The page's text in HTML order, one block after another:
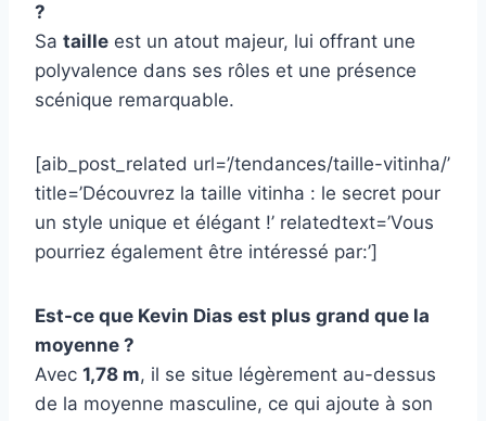
?
Sa taille est un atout majeur, lui offrant une
polyvalence dans ses rôles et une présence
scénique remarquable.
[aib_post_related url=’/tendances/taille-vitinha/’
title=’Découvrez la taille vitinha : le secret pour
un style unique et élégant !’ relatedtext=’Vous
pourriez également être intéressé par:’]
Est-ce que Kevin Dias est plus grand que la
moyenne ?
Avec 1,78 m, il se situe légèrement au-dessus
de la moyenne masculine, ce qui ajoute à son